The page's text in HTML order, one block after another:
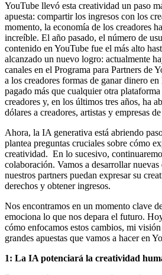
YouTube llevó esta creatividad un paso
apuesta: compartir los ingresos con los
momento, la economía de los creadores
increíble. El año pasado, el número de
contenido en YouTube fue el más alto
alcanzado un nuevo logro: actualmente
canales en el Programa para Partners de
a los creadores formas de ganar dinero
pagado más que cualquier otra
creadores y, en los últimos tres años, ha
dólares a creadores, artistas y empresas
Ahora, la IA generativa está abriendo
plantea preguntas cruciales sobre cómo
creatividad. En lo sucesivo,
colaboración. Vamos a desarrollar nuevas
nuestros partners puedan expresar su
derechos y obtener ingresos.
Nos encontramos en un momento clave
emociona lo que nos depara el futuro.
cómo enfocamos estos cambios, mi
grandes apuestas que vamos a hacer en
1: La IA potenciará la creatividad